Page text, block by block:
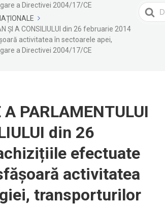
a Directivei 2004/17/CΕ
ȘI A CONSILIULUI din 26 februarie 2014
activitatea în sectoarele apei,
a Directivei 2004/17/CΕ
Search
For
PARLAMENTULUI
din 26
efectuate
activitatea
transporturilor